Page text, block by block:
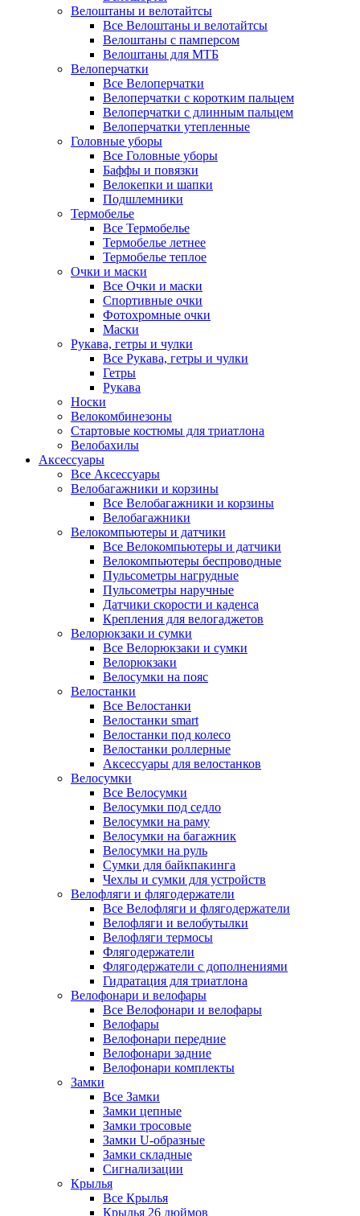
Велоштаны и велотайтсы
Все Велоштаны и велотайтсы
Велоштаны с памперсом
Велоштаны для МТБ
Велоперчатки
Все Велоперчатки
Велоперчатки с коротким пальцем
Велоперчатки с длинным пальцем
Велоперчатки утепленные
Головные уборы
Все Головные уборы
Баффы и повязки
Велокепки и шапки
Подшлемники
Термобелье
Все Термобелье
Термобелье летнее
Термобелье теплое
Очки и маски
Все Очки и маски
Спортивные очки
Фотохромные очки
Маски
Рукава, гетры и чулки
Все Рукава, гетры и чулки
Гетры
Рукава
Носки
Велокомбинезоны
Стартовые костюмы для триатлона
Велобахилы
Аксессуары
Все Аксессуары
Велобагажники и корзины
Все Велобагажники и корзины
Велобагажники
Велокомпьютеры и датчики
Все Велокомпьютеры и датчики
Велокомпьютеры беспроводные
Пульсометры нагрудные
Пульсометры наручные
Датчики скорости и каденса
Крепления для велогаджетов
Велорюкзаки и сумки
Все Велорюкзаки и сумки
Велорюкзаки
Велосумки на пояс
Велостанки
Все Велостанки
Велостанки smart
Велостанки под колесо
Велостанки роллерные
Аксессуары для велостанков
Велосумки
Все Велосумки
Велосумки под седло
Велосумки на раму
Велосумки на багажник
Велосумки на руль
Сумки для байкпакинга
Чехлы и сумки для устройств
Велофляги и флягодержатели
Все Велофляги и флягодержатели
Велофляги и велобутылки
Велофляги термосы
Флягодержатели
Флягодержатели с дополнениями
Гидратация для триатлона
Велофонари и велофары
Все Велофонари и велофары
Велофары
Велофонари передние
Велофонари задние
Велофонари комплекты
Замки
Все Замки
Замки цепные
Замки тросовые
Замки U-образные
Замки складные
Сигнализации
Крылья
Все Крылья
Крылья 26 дюймов